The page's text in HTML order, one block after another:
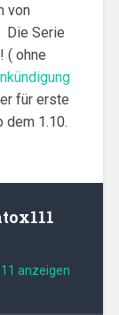
von
Die Serie
( ohne
für erste
dem 1.10.
anzeigen